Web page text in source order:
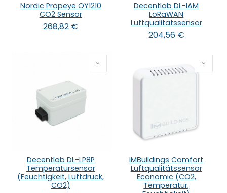
Nordic Propeye OY1210
CO2 Sensor
268,82 €
Decentlab DL-IAM
LoRaWAN
Luftqualitätssensor
204,56€
Decentlab DL-LP8P
Temperatursensor
(Feuchtigkeit, Luftdruck,
CO2)
IMBuildings Comfort
Luftqualitätssensor
Economic (CO2,
Temperatur,